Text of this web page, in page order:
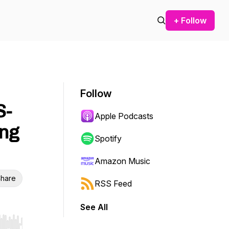
+ Follow
Follow
Apple Podcasts
Spotify
Amazon Music
RSS Feed
See All